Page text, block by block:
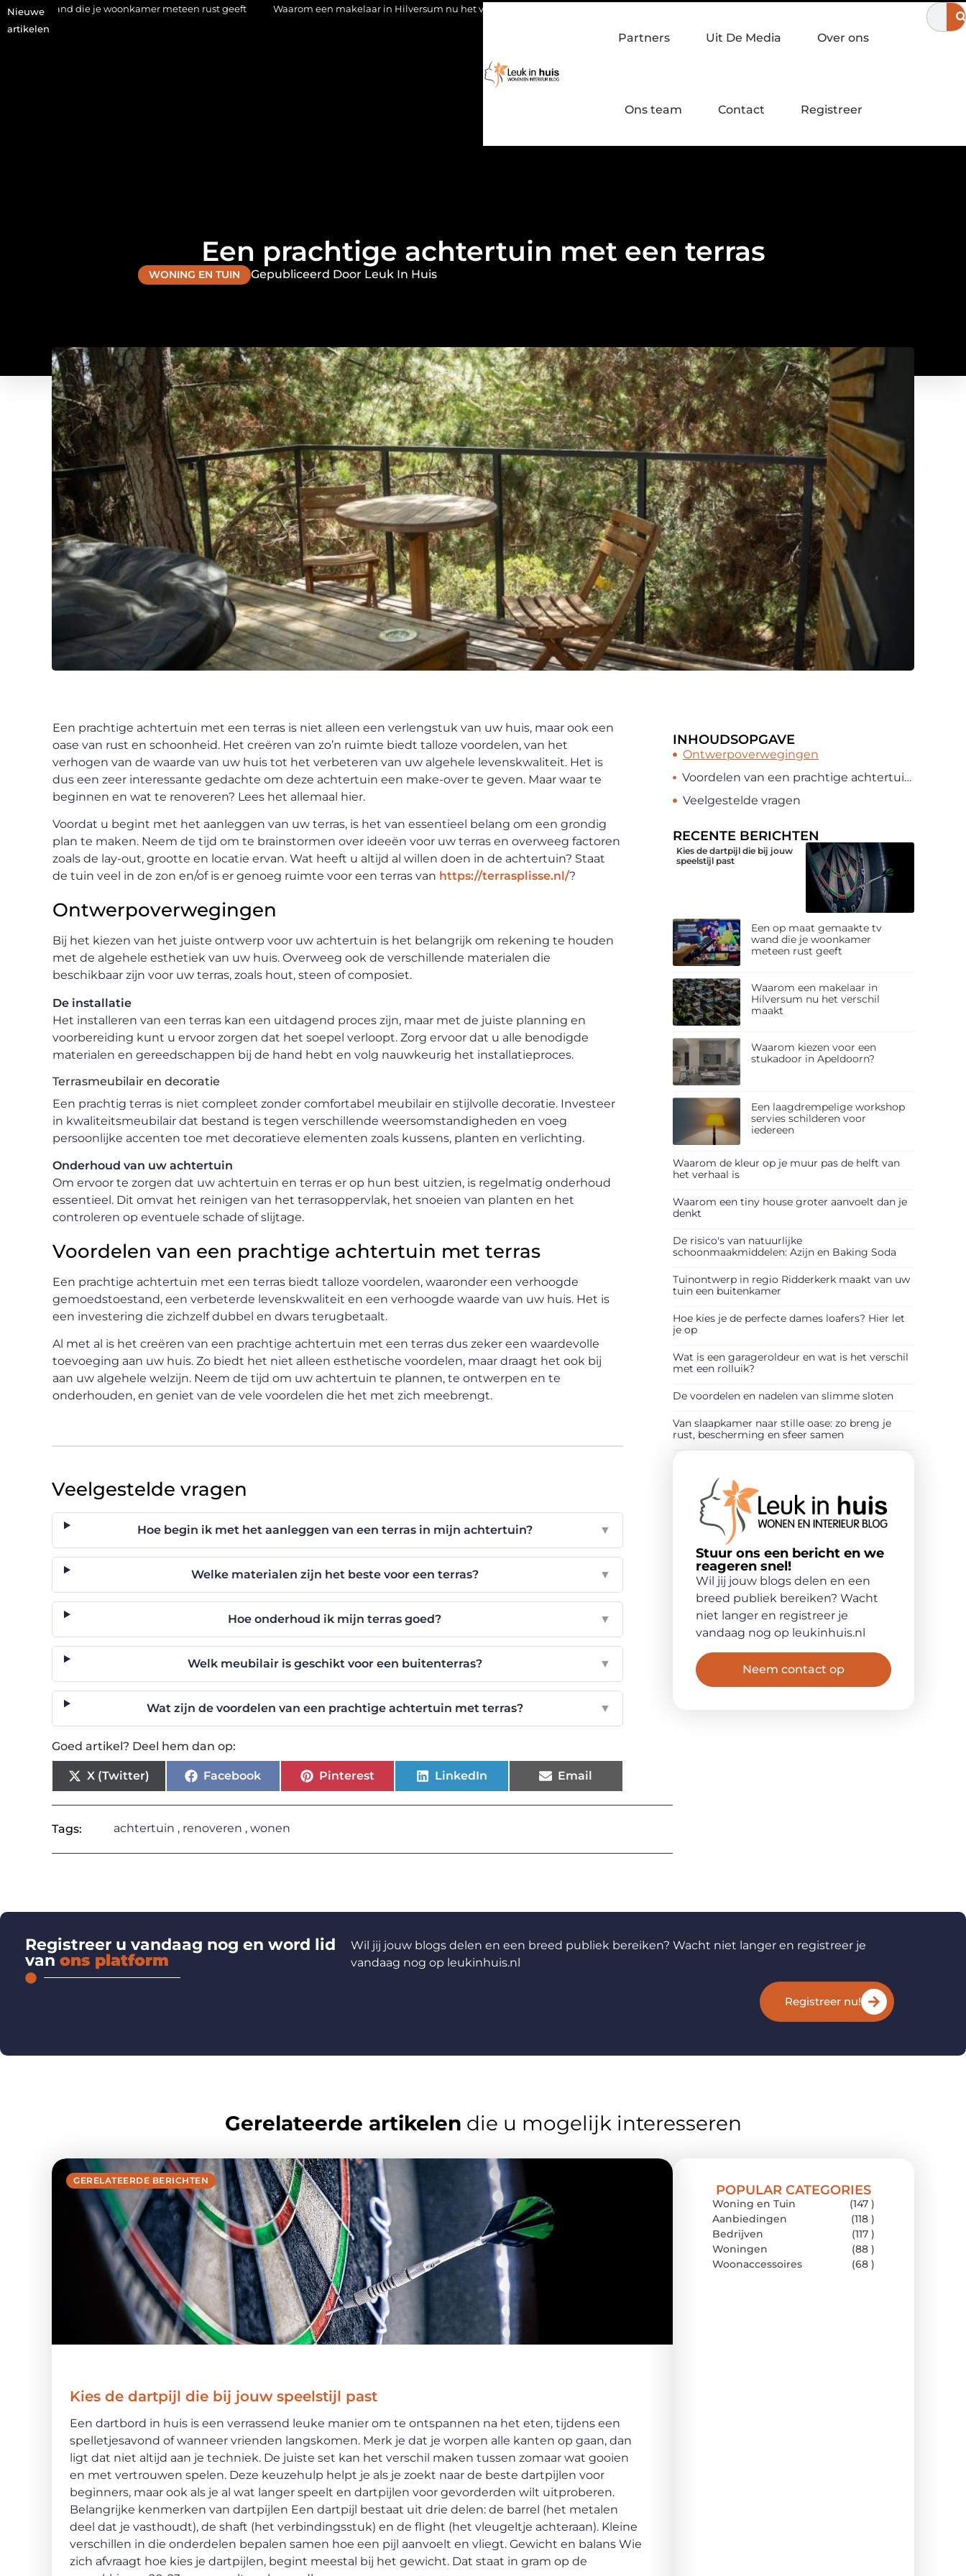
Nieuwe
artikelen
woonkamer meteen rust geeft Waarom een makelaar in Hilversum nu het verschil maakt Waarom kiezen voor een stukadoor in Apeldoorn? Een laagdrempelige workshop servies
Partners Uit De Media Over ons
Ons team Contact Registreer
Een prachtige achtertuin met een terras
WONING EN TUIN Gepubliceerd Door Leuk In Huis
Een prachtige achtertuin met een terras is niet alleen een verlengstuk van uw huis, maar ook een
oase van rust en schoonheid. Het creëren van zo’n ruimte biedt talloze voordelen, van het
verhogen van de waarde van uw huis tot het verbeteren van uw algehele levenskwaliteit. Het is
dus een zeer interessante gedachte om deze achtertuin een make-over te geven. Maar waar te
beginnen en wat te renoveren? Lees het allemaal hier.
Voordat u begint met het aanleggen van uw terras, is het van essentieel belang om een grondig
plan te maken. Neem de tijd om te brainstormen over ideeën voor uw terras en overweeg factoren
zoals de lay-out, grootte en locatie ervan. Wat heeft u altijd al willen doen in de achtertuin? Staat
de tuin veel in de zon en/of is er genoeg ruimte voor een terras van https://terrasplisse.nl/?
Ontwerpoverwegingen
Bij het kiezen van het juiste ontwerp voor uw achtertuin is het belangrijk om rekening te houden
met de algehele esthetiek van uw huis. Overweeg ook de verschillende materialen die
beschikbaar zijn voor uw terras, zoals hout, steen of composiet.
De installatie
Het installeren van een terras kan een uitdagend proces zijn, maar met de juiste planning en
voorbereiding kunt u ervoor zorgen dat het soepel verloopt. Zorg ervoor dat u alle benodigde
materialen en gereedschappen bij de hand hebt en volg nauwkeurig het installatieproces.
Terrasmeubilair en decoratie
Een prachtig terras is niet compleet zonder comfortabel meubilair en stijlvolle decoratie. Investeer
in kwaliteitsmeubilair dat bestand is tegen verschillende weersomstandigheden en voeg
persoonlijke accenten toe met decoratieve elementen zoals kussens, planten en verlichting.
Onderhoud van uw achtertuin
Om ervoor te zorgen dat uw achtertuin en terras er op hun best uitzien, is regelmatig onderhoud
essentieel. Dit omvat het reinigen van het terrasoppervlak, het snoeien van planten en het
controleren op eventuele schade of slijtage.
Voordelen van een prachtige achtertuin met terras
Een prachtige achtertuin met een terras biedt talloze voordelen, waaronder een verhoogde
gemoedstoestand, een verbeterde levenskwaliteit en een verhoogde waarde van uw huis. Het is
een investering die zichzelf dubbel en dwars terugbetaalt.
Al met al is het creëren van een prachtige achtertuin met een terras dus zeker een waardevolle
toevoeging aan uw huis. Zo biedt het niet alleen esthetische voordelen, maar draagt het ook bij
aan uw algehele welzijn. Neem de tijd om uw achtertuin te plannen, te ontwerpen en te
onderhouden, en geniet van de vele voordelen die het met zich meebrengt.
Veelgestelde vragen
Hoe begin ik met het aanleggen van een terras in mijn achtertuin? ▼
Welke materialen zijn het beste voor een terras? ▼
Hoe onderhoud ik mijn terras goed? ▼
Welk meubilair is geschikt voor een buitenterras? ▼
Wat zijn de voordelen van een prachtige achtertuin met terras? ▼
Goed artikel? Deel hem dan op:
X (Twitter) Facebook Pinterest LinkedIn Email
Tags: achtertuin , renoveren ,wonen
INHOUDSOPGAVE
Ontwerpoverwegingen
Voordelen van een prachtige achtertuin met terras
Veelgestelde vragen
RECENTE BERICHTEN
Kies de dartpijl die bij jouw
speelstijl past
Een op maat gemaakte tv
wand die je woonkamer
meteen rust geeft
Waarom een makelaar in
Hilversum nu het verschil
maakt
Waarom kiezen voor een
stukadoor in Apeldoorn?
Een laagdrempelige workshop
servies schilderen voor
iedereen
Waarom de kleur op je muur pas de helft van
het verhaal is
Waarom een tiny house groter aanvoelt dan je
denkt
De risico's van natuurlijke
schoonmaakmiddelen: Azijn en Baking Soda
Tuinontwerp in regio Ridderkerk maakt van uw
tuin een buitenkamer
Hoe kies je de perfecte dames loafers? Hier let
je op
Wat is een garageroldeur en wat is het verschil
met een rolluik?
De voordelen en nadelen van slimme sloten
Van slaapkamer naar stille oase: zo breng je
rust, bescherming en sfeer samen
Stuur ons een bericht en we
reageren snel!
Wil jij jouw blogs delen en een
breed publiek bereiken? Wacht
niet langer en registreer je
vandaag nog op leukinhuis.nl
Neem contact op
Registreer u vandaag nog en word lid
van ons platform
Wil jij jouw blogs delen en een breed publiek bereiken? Wacht niet langer en registreer je
vandaag nog op leukinhuis.nl
Registreer nu!
Gerelateerde artikelen die u mogelijk interesseren
GERELATEERDE BERICHTEN
Kies de dartpijl die bij jouw speelstijl past
Een dartbord in huis is een verrassend leuke manier om te ontspannen na het eten, tijdens een
spelletjesavond of wanneer vrienden langskomen. Merk je dat je worpen alle kanten op gaan, dan
ligt dat niet altijd aan je techniek. De juiste set kan het verschil maken tussen zomaar wat gooien
en met vertrouwen spelen. Deze keuzehulp helpt je als je zoekt naar de beste dartpijlen voor
beginners, maar ook als je al wat langer speelt en dartpijlen voor gevorderden wilt uitproberen.
Belangrijke kenmerken van dartpijlen Een dartpijl bestaat uit drie delen: de barrel (het metalen
deel dat je vasthoudt), de shaft (het verbindingsstuk) en de flight (het vleugeltje achteraan). Kleine
verschillen in die onderdelen bepalen samen hoe een pijl aanvoelt en vliegt. Gewicht en balans Wie
zich afvraagt hoe kies je dartpijlen, begint meestal bij het gewicht. Dat staat in gram op de
POPULAR CATEGORIES
Woning en Tuin
(147 )
Aanbiedingen
(118 )
Bedrijven
(117 )
Woningen
(88 )
Woonaccessoires
(68 )